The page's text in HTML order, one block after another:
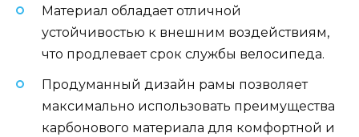
Материал обладает отличной
устойчивостью к внешним воздействиям,
что продлевает срок службы велосипеда.
Продуманный дизайн рамы позволяет
максимально использовать преимущества
карбонового материала для комфортной и